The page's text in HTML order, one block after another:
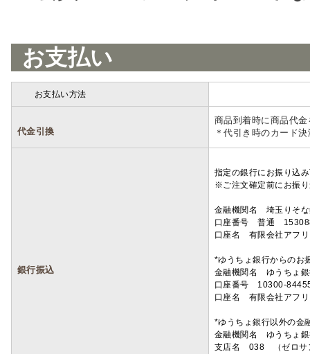
お支払い
お支払い方法
代金引換
商品到着時に商品代
＊代引き時のカード
銀行振込
指定の銀行にお振り込
※ご注文確定前にお振
金融機関名 埼玉りそ
口座番号 普通
口座名 有限会社アフ
*ゆうちょ銀行からのお
金融機関名 ゆうちょ
口座番号 10300-
口座名 有限会社アフ
*ゆうちょ銀行以外の金
金融機関名 ゆうちょ
支店名 038 （ゼロサ